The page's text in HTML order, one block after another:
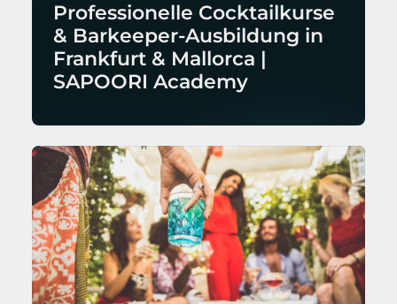
Professionelle Cocktailkurse
& Barkeeper-Ausbildung in
Frankfurt & Mallorca |
SAPOORI Academy